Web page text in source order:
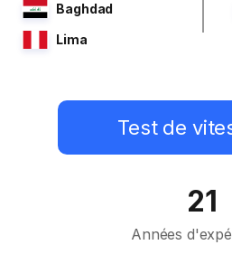
Baghdad
Lima
Test de
21
Années